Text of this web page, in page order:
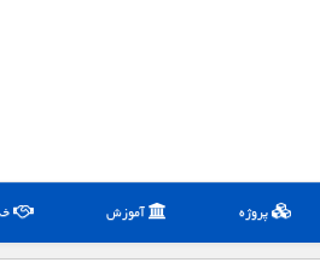
پروژه آموزش